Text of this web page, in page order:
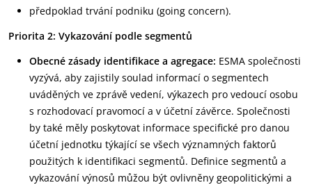
předpoklad trvání podniku (going concern).
Priorita 2: Vykazování podle segmentů
Obecné zásady identifikace a agregace: ESMA společnosti
vyzývá, aby zajistily soulad informací o segmentech
uváděných ve zprávě vedení, výkazech pro vedoucí osobu
s rozhodovací pravomocí a v účetní závěrce. Společnosti
by také měly poskytovat informace specifické pro danou
účetní jednotku týkající se všech významných faktorů
použitých k identifikaci segmentů. Definice segmentů a
vykazování výnosů můžou být ovlivněny geopolitickými a